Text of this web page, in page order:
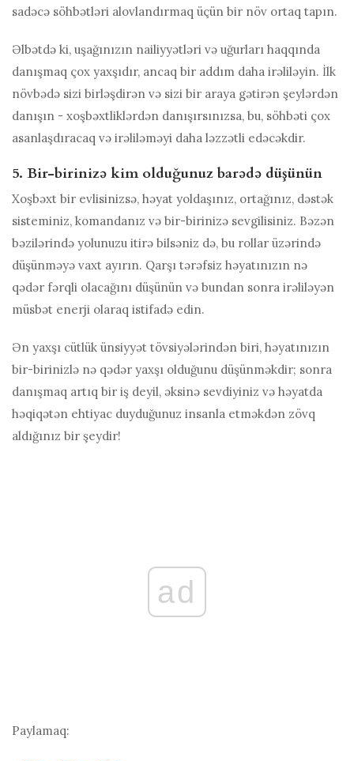
sadəcə söhbətləri alovlandırmaq üçün bir növ ortaq tapın.
Əlbətdə ki, uşağınızın nailiyyətləri və uğurları haqqında
danışmaq çox yaxşıdır, ancaq bir addım daha irəliləyin. İlk
növbədə sizi birləşdirən və sizi bir araya gətirən şeylərdən
danışın - xoşbəxtliklərdən danışırsınızsa, bu, söhbəti çox
asanlaşdıracaq və irəliləməyi daha ləzzətli edəcəkdir.
5. Bir-birinizə kim olduğunuz barədə düşünün
Xoşbəxt bir evlisinizsə, həyat yoldaşınız, ortağınız, dəstək
sisteminiz, komandanız və bir-birinizə sevgilisiniz. Bəzən
bəzilərində yolunuzu itirə bilsəniz də, bu rollar üzərində
düşünməyə vaxt ayırın. Qarşı tərəfsiz həyatınızın nə
qədər fərqli olacağını düşünün və bundan sonra irəliləyən
müsbət enerji olaraq istifadə edin.
Ən yaxşı cütlük ünsiyyət tövsiyələrindən biri, həyatınızın
bir-birinizlə nə qədər yaxşı olduğunu düşünməkdir; sonra
danışmaq artıq bir iş deyil, əksinə sevdiyiniz və həyatda
həqiqətən ehtiyac duyduğunuz insanla etməkdən zövq
aldığınız bir şeydir!
ad
Paylamaq: